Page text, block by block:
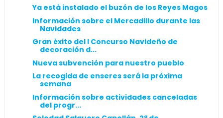
Ya está instalado el buzón de los Reyes Magos
Información sobre el Mercadillo durante las
Navidades
Gran éxito del I Concurso Navideño de
decoración d...
Nueva subvención para nuestro pueblo
La recogida de enseres será la próxima
semana
Información sobre actividades canceladas
del progr...